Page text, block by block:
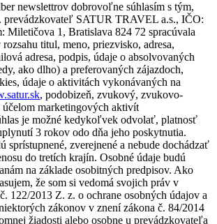
newslettrov dobrovoľne súhlasím s tým,
prevádzkovateľ SATUR TRAVEL a.s., IČO:
Miletičova 1, Bratislava 824 72 spracúvala
titul, meno, priezvisko, adresa,
adresa, podpis, údaje o absolvovaných
ako dlho) a preferovaných zájazdoch,
údaje o aktivitách vykonávaných na
, podobizeň, zvukový, zvukovo-
účelom marketingových aktivít
je možné kedykoľvek odvolať, platnosť
3 rokov odo dňa jeho poskytnutia.
sprístupnené, zverejnené a nebude dochádzať
do tretích krajín. Osobné údaje budú
na základe osobitných predpisov. Ako
že som si vedomá svojich práv v
122/2013 Z. z. o ochrane osobných údajov a
zákonov v znení zákona č. 84/2014
žiadosti alebo osobne u prevádzkovateľa